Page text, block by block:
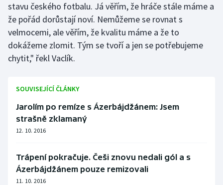
stavu českého fotbalu. Já věřím, že hráče stále máme a
že pořád dorůstají noví. Nemůžeme se rovnat s
velmocemi, ale věřím, že kvalitu máme a že to
dokážeme zlomit. Tým se tvoří a jen se potřebujeme
chytit," řekl Vaclík.
SOUVISEJÍCÍ ČLÁNKY
Jarolím po remíze s Ázerbájdžánem: Jsem
strašně zklamaný
12. 10. 2016
Trápení pokračuje. Češi znovu nedali gól a s
Ázerbájdžánem pouze remizovali
11. 10. 2016